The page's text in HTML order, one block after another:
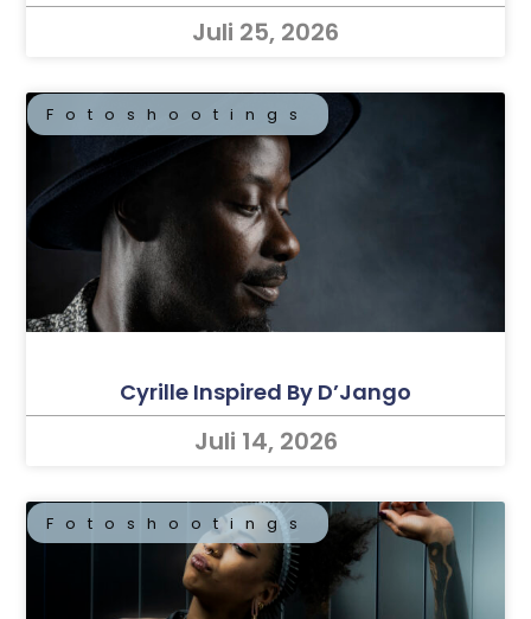
Juli 25, 2026
Fotoshootings
Cyrille Inspired By D’Jango
Juli 14, 2026
Fotoshootings